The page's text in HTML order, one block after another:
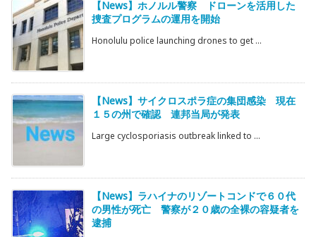
【News】ホノルル警察 ドローンを活用した
捜査プログラムの運用を開始
Honolulu police launching drones to get ...
【News】サイクロスポラ症の集団感染 現在
１５の州で確認 連邦当局が発表
Large cyclosporiasis outbreak linked to ...
【News】ラハイナのリゾートコンドで６０代
の男性が死亡 警察が２０歳の全裸の容疑者を
逮捕